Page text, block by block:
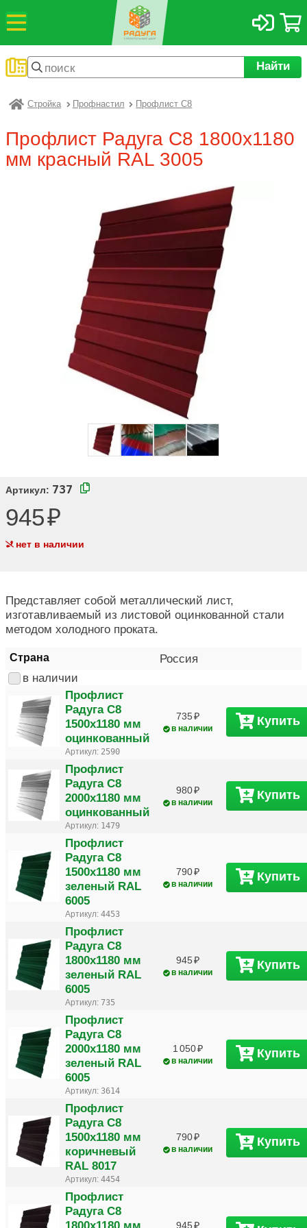
Найти
Радуга
Стройка Профнастил Профлист С8
Профлист Радуга С8 1800х1180
мм красный RAL 3005
Артикул: 737
945
нет в наличии
Страна Россия
Представляет собой металлический лист,
изготавливаемый из листовой оцинкованной стали
методом холодного проката.
в наличии
Профлист
Радуга С8
1500х1180 мм
оцинкованный
Артикул: 2590
735
в наличии
Купить
Профлист
Радуга С8
2000х1180 мм
оцинкованный
Артикул: 1479
980
в наличии
Купить
Профлист
Радуга С8
1500х1180 мм
зеленый RAL
6005
Артикул: 4453
790
в наличии
Купить
Профлист
Радуга С8
1800х1180 мм
зеленый RAL
6005
Артикул: 735
945
в наличии
Купить
Профлист
Радуга С8
2000х1180 мм
зеленый RAL
6005
Артикул: 3614
1 050
в наличии
Купить
Профлист
Радуга С8
1500х1180 мм
коричневый
RAL 8017
Артикул: 4454
790
в наличии
Купить
Профлист
Радуга С8
1800х1180 мм
945